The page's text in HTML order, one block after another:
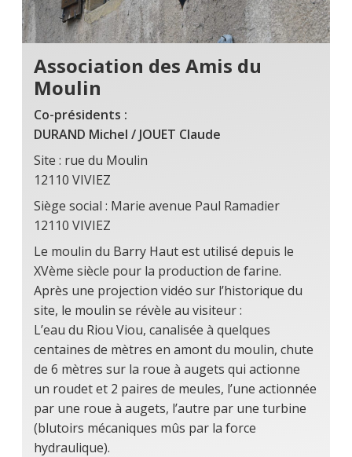
Association des Amis du
Moulin
Co-présidents :
DURAND Michel / JOUET Claude
Site : rue du Moulin
12110 VIVIEZ
Siège social : Marie avenue Paul Ramadier
12110 VIVIEZ
Le moulin du Barry Haut est utilisé depuis le
XVème siècle pour la production de farine.
Après une projection vidéo sur l’historique du
site, le moulin se révèle au visiteur :
L’eau du Riou Viou, canalisée à quelques
centaines de mètres en amont du moulin, chute
de 6 mètres sur la roue à augets qui actionne
un roudet et 2 paires de meules, l’une actionnée
par une roue à augets, l’autre par une turbine
(blutoirs mécaniques mûs par la force
hydraulique).